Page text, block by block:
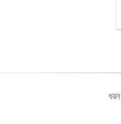
ধরন